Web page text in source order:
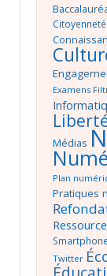
Examens
Médias
Plan
Pratiques
Smartphone
Twitter